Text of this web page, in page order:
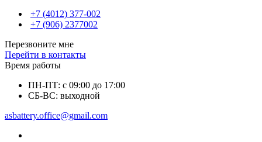
+7 (4012) 377-002
+7 (906) 2377002
Перезвоните мне
Перейти в контакты
Время работы
ПН-ПТ: с 09:00 до 17:00
СБ-ВС: выходной
asbattery.office@gmail.com